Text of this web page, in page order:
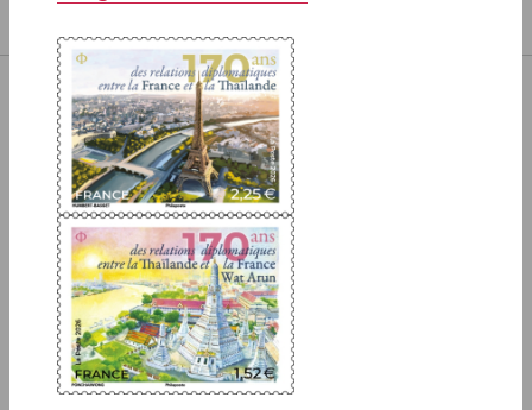
Inscrivez-vous à notre newsletter
JE M'ABONNE